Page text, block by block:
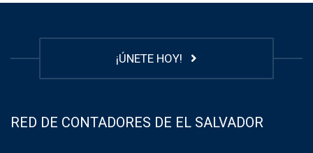
¡ÚNETE HOY!
RED DE CONTADORES DE EL SALVADOR